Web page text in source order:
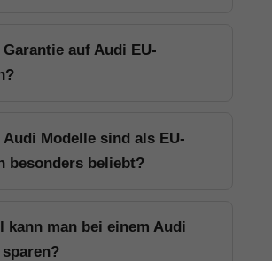
auf Audi EU-
Audi Modelle sind als EU-
besonders beliebt?
kann man bei einem Audi